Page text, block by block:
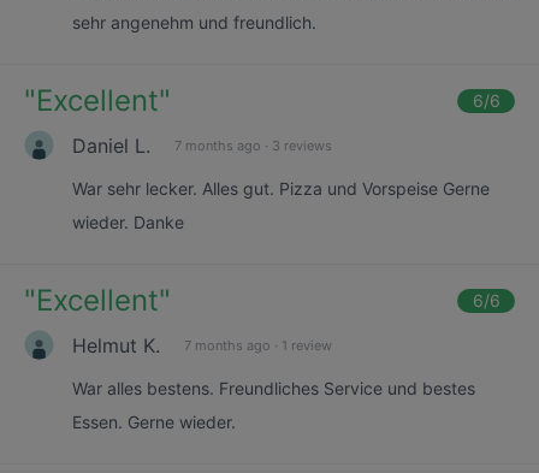
sehr angenehm und freundlich.
"Excellent" 6/6
Daniel L. 7 months ago · 3 reviews
War sehr lecker. Alles gut. Pizza und Vorspeise Gerne
wieder. Danke
"Excellent" 6/6
Helmut K. 7 months ago · 1 review
War alles bestens. Freundliches Service und bestes
Essen. Gerne wieder.